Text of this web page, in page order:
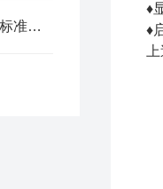
混凝土试样强度和凝结时间的标准养护方法
♦
♦